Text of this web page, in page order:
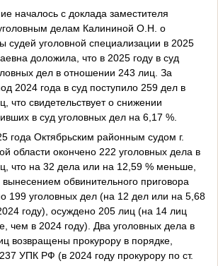
началось с доклада заместителя
делам Калининой О.Н. о
судей уголовной специализации в 2025
доложила, что в 2025 году в суд
дел в отношении 243 лиц. За
2024 года в суд поступило 259 дел в
что свидетельствует о снижении
в суд уголовных дел на 6,17 %.
года Октябрьским районным судом г.
области окончено 222 уголовных дела в
что на 32 дела или на 12,59 % меньше,
обвинительного приговора
199 уголовных дел (на 12 дел или на 5,68
году), осуждено 205 лиц (на 14 лиц
чем в 2024 году). Два уголовных дела в
возвращены прокурору в порядке,
УПК РФ (в 2024 году прокурору по ст.